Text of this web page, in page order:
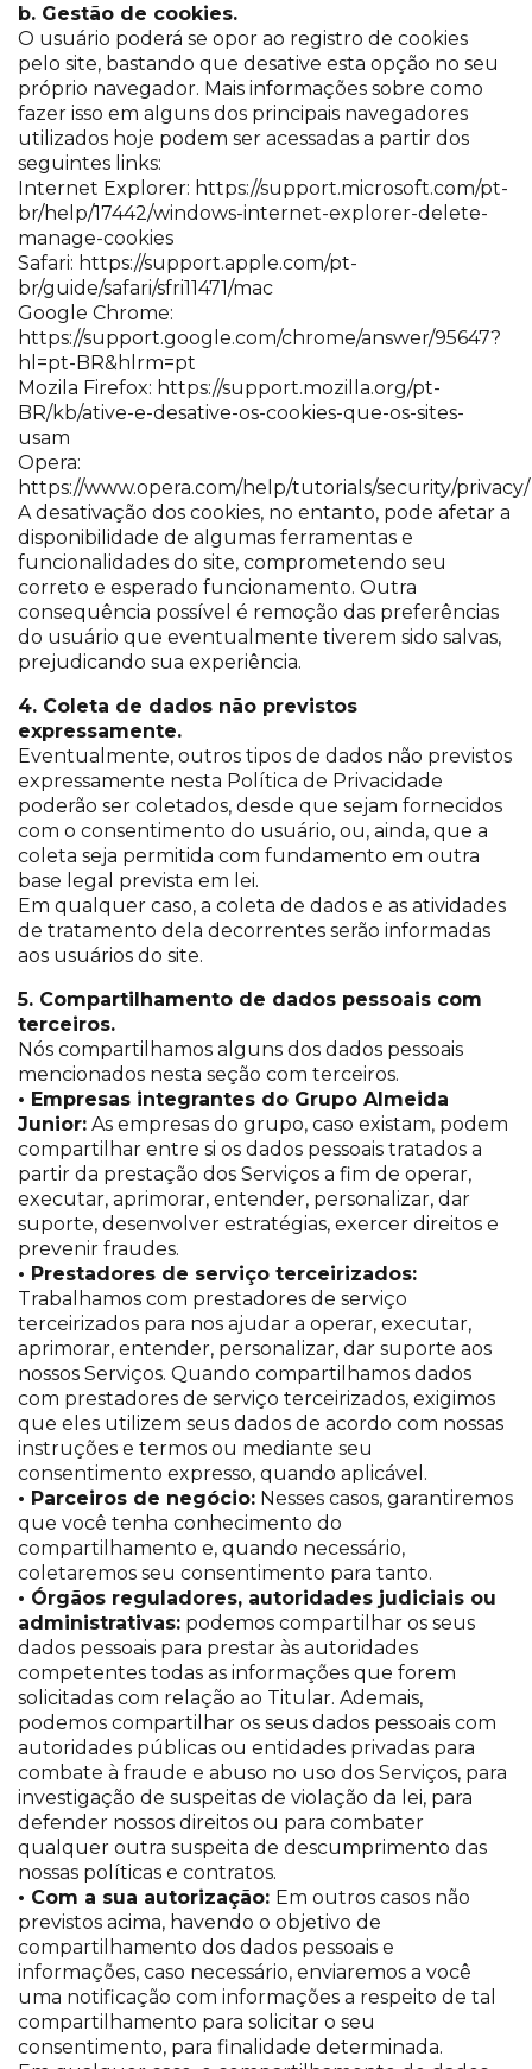
b. Gestão de cookies.
O usuário poderá se opor ao registro de cookies
pelo site, bastando que desative esta opção no seu
próprio navegador. Mais informações sobre como
fazer isso em alguns dos principais navegadores
utilizados hoje podem ser acessadas a partir dos
seguintes links:
Internet Explorer: https://support.microsoft.com/pt-
br/help/17442/windows-internet-explorer-delete-
manage-cookies
Safari: https://support.apple.com/pt-
br/guide/safari/sfri11471/mac
Google Chrome:
https://support.google.com/chrome/answer/95647?
hl=pt-BR&hlrm=pt
Mozila Firefox: https://support.mozilla.org/pt-
BR/kb/ative-e-desative-os-cookies-que-os-sites-
usam
Opera:
https://www.opera.com/help/tutorials/security/privacy/
A desativação dos cookies, no entanto, pode afetar a
disponibilidade de algumas ferramentas e
funcionalidades do site, comprometendo seu
correto e esperado funcionamento. Outra
consequência possível é remoção das preferências
do usuário que eventualmente tiverem sido salvas,
prejudicando sua experiência.
4. Coleta de dados não previstos
expressamente.
Eventualmente, outros tipos de dados não previstos
expressamente nesta Política de Privacidade
poderão ser coletados, desde que sejam fornecidos
com o consentimento do usuário, ou, ainda, que a
coleta seja permitida com fundamento em outra
base legal prevista em lei.
Em qualquer caso, a coleta de dados e as atividades
de tratamento dela decorrentes serão informadas
aos usuários do site.
5. Compartilhamento de dados pessoais com
terceiros.
Nós compartilhamos alguns dos dados pessoais
mencionados nesta seção com terceiros.
• Empresas integrantes do Grupo Almeida
Junior: As empresas do grupo, caso existam, podem
compartilhar entre si os dados pessoais tratados a
partir da prestação dos Serviços a fim de operar,
executar, aprimorar, entender, personalizar, dar
suporte, desenvolver estratégias, exercer direitos e
prevenir fraudes.
• Prestadores de serviço terceirizados:
Trabalhamos com prestadores de serviço
terceirizados para nos ajudar a operar, executar,
aprimorar, entender, personalizar, dar suporte aos
nossos Serviços. Quando compartilhamos dados
com prestadores de serviço terceirizados, exigimos
que eles utilizem seus dados de acordo com nossas
instruções e termos ou mediante seu
consentimento expresso, quando aplicável.
• Parceiros de negócio: Nesses casos, garantiremos
que você tenha conhecimento do
compartilhamento e, quando necessário,
coletaremos seu consentimento para tanto.
• Órgãos reguladores, autoridades judiciais ou
administrativas: podemos compartilhar os seus
dados pessoais para prestar às autoridades
competentes todas as informações que forem
solicitadas com relação ao Titular. Ademais,
podemos compartilhar os seus dados pessoais com
autoridades públicas ou entidades privadas para
combate à fraude e abuso no uso dos Serviços, para
investigação de suspeitas de violação da lei, para
defender nossos direitos ou para combater
qualquer outra suspeita de descumprimento das
nossas políticas e contratos.
• Com a sua autorização: Em outros casos não
previstos acima, havendo o objetivo de
compartilhamento dos dados pessoais e
informações, caso necessário, enviaremos a você
uma notificação com informações a respeito de tal
compartilhamento para solicitar o seu
consentimento, para finalidade determinada.